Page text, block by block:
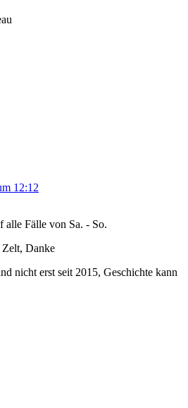
12:12
alle Fälle von Sa. - So.
Zelt, Danke
nicht erst seit 2015, Geschichte kann